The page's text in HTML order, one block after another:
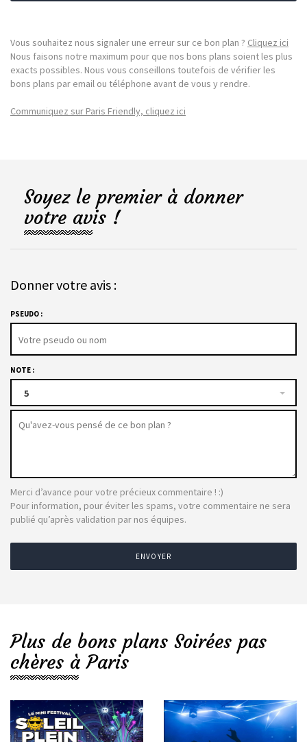
Vous souhaitez nous signaler une erreur sur ce bon plan ? Cliquez ici
Nous faisons notre maximum pour que nos bons plans soient les plus
exacts possibles. Nous vous conseillons toutefois de vérifier les
bons plans par email ou téléphone avant de vous y rendre.
Communiquez sur Paris Friendly, cliquez ici
Soyez le premier à donner
votre avis !
Donner votre avis :
PSEUDO :
NOTE :
5
Merci d’avance pour votre précieux commentaire ! :)
Pour information, pour éviter les spams, votre commentaire ne sera
publié qu’après validation par nos équipes.
ENVOYER
Plus de bons plans Soirées pas
chères à Paris